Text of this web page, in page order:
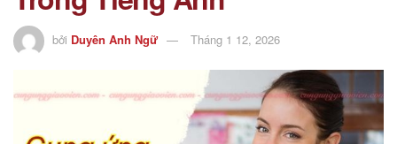
bởi Duyên Anh Ngữ Tháng 1 12, 2026